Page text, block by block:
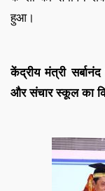
हुआ।
केंद्रीय मंत्री
और संचार स्कूल का